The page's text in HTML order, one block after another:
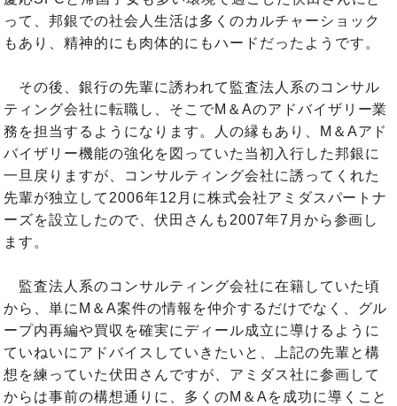
って、邦銀での社会人生活は多くのカルチャーショック
もあり、精神的にも肉体的にもハードだったようです。
その後、銀行の先輩に誘われて監査法人系のコンサル
ティング会社に転職し、そこでM＆Aのアドバイザリー業
務を担当するようになります。人の縁もあり、M＆Aアド
バイザリー機能の強化を図っていた当初入行した邦銀に
一旦戻りますが、コンサルティング会社に誘ってくれた
先輩が独立して2006年12月に株式会社アミダスパートナ
ーズを設立したので、伏田さんも2007年7月から参画し
ます。
監査法人系のコンサルティング会社に在籍していた頃
から、単にM＆A案件の情報を仲介するだけでなく、グル
ープ内再編や買収を確実にディール成立に導けるように
ていねいにアドバイスしていきたいと、上記の先輩と構
想を練っていた伏田さんですが、アミダス社に参画して
からは事前の構想通りに、多くのM＆Aを成功に導くこと